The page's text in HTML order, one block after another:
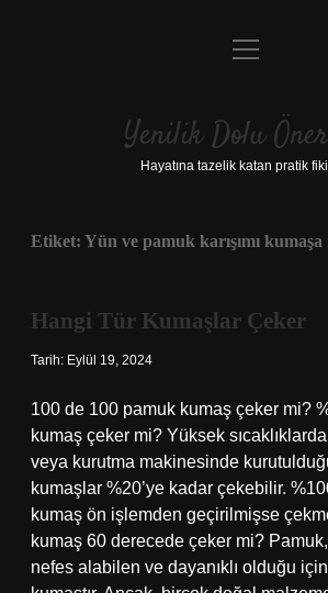
Anasayfa
Yasal Uyarı
menüyü
Yenilik Dolu
Hayatına tazelik katan pratik
Etiket: Yün ve pamuk karışımı
Hangi Tür Kumaşlar Çeker
Tarih: Eylül 19, 2024
100 de 100 pamuk kumaş çeker mi?
kumaş çeker mi? Yüksek sıcaklıklarda
veya kurutma makinesinde
kumaşlar %20’ye kadar çekebilir.
kumaş ön işlemden geçirilmişse
kumaş 60 derecede çeker mi?
nefes alabilen ve dayanıklı olduğu